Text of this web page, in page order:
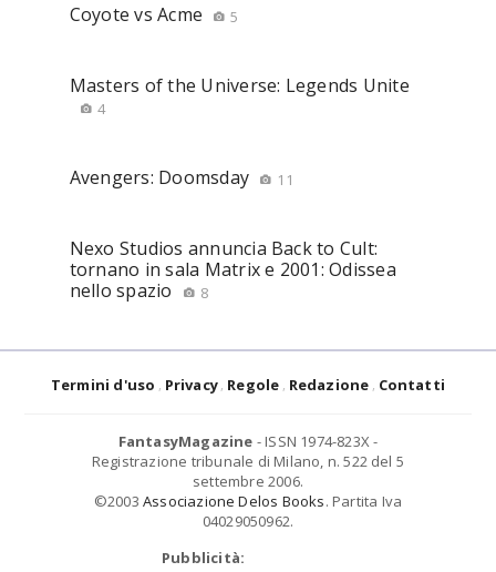
Coyote vs Acme 5
Masters of the Universe: Legends Unite
4
Avengers: Doomsday 11
Nexo Studios annuncia Back to Cult:
tornano in sala Matrix e 2001: Odissea
nello spazio
8
Termini d'uso Privacy Regole Redazione Contatti
FantasyMagazine - ISSN 1974-823X -
Registrazione tribunale di Milano, n. 522 del 5
settembre 2006.
©2003 Associazione Delos Books. Partita Iva
04029050962.
Pubblicità: